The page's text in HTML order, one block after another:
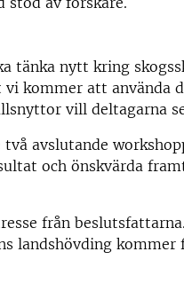
tänka nytt kring
kommer att använda
vill deltagarna
avslutande
och önskvärda
från
landshövding